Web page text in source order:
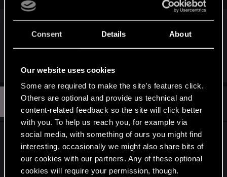
Consent Details About
Our website uses cookies
Some are required to make the site’s features click.
Others are optional and provide us technical and
content-related feedback so the site will click better
with you. To help us reach you, for example via
social media, with something of ours you might find
interesting, occasionally we might also share bits of
our cookies with our partners. Any of these optional
cookies will require your permission, though.
Jest coś takiego jak PW
Nic to, ostatecznie się
pofatyguję i sam ściągnę, ale pewnie tylko po to,
by zobaczyć - jeszcze nie trafiłem na
M mastero93 Senior user
Dec 24, 2009
Łał pierwszy raz dostałem prezent przez 4shared.
Dzięki Bredziu :witchmas:I wesołych świat
wszystkim ho ho ho